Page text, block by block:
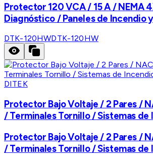
Protector 120 VCA / 15 A / NEMA
Diagnóstico / Paneles de Incendio
DTK-120HWDTK-120HW
DITEK
Protector Bajo Voltaje / 2 Pares /
/ Terminales Tornillo / Sistemas de
Protector Bajo Voltaje / 2 Pares /
/ Terminales Tornillo / Sistemas de